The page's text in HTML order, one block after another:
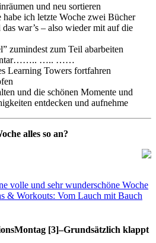
und neu sortieren
ich letzte Woche zwei Bücher
war’s – also wieder mit auf die
zumindest zum Teil abarbeiten
….. ……
Learning Towers fortfahren
und die schönen Momente und
entdecken und aufnehme
alles so an?
volle und sehr wunderschöne Woche
& Workouts: Vom Lauch mit Bauch
[3]–Grundsätzlich klappt